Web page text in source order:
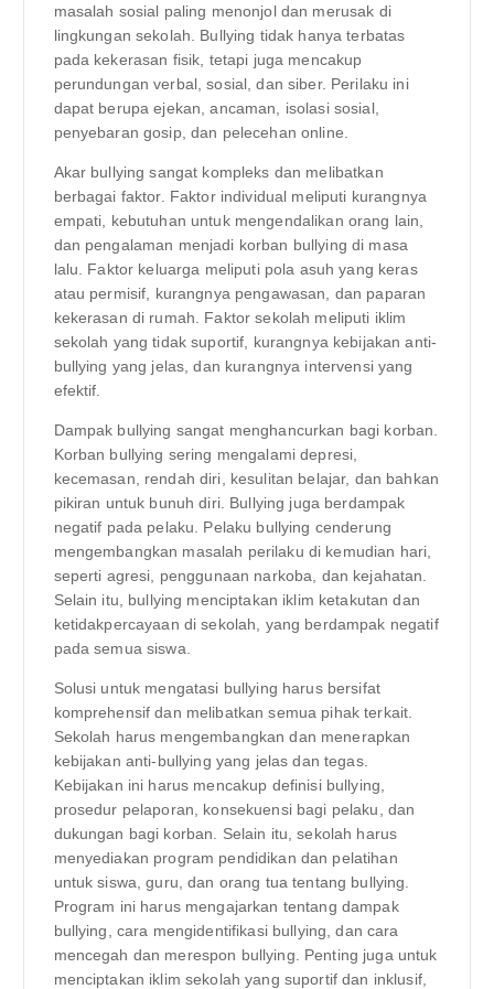
masalah sosial paling menonjol dan merusak di
lingkungan sekolah. Bullying tidak hanya terbatas
pada kekerasan fisik, tetapi juga mencakup
perundungan verbal, sosial, dan siber. Perilaku ini
dapat berupa ejekan, ancaman, isolasi sosial,
penyebaran gosip, dan pelecehan online.
Akar bullying sangat kompleks dan melibatkan
berbagai faktor. Faktor individual meliputi kurangnya
empati, kebutuhan untuk mengendalikan orang lain,
dan pengalaman menjadi korban bullying di masa
lalu. Faktor keluarga meliputi pola asuh yang keras
atau permisif, kurangnya pengawasan, dan paparan
kekerasan di rumah. Faktor sekolah meliputi iklim
sekolah yang tidak suportif, kurangnya kebijakan anti-
bullying yang jelas, dan kurangnya intervensi yang
efektif.
Dampak bullying sangat menghancurkan bagi korban.
Korban bullying sering mengalami depresi,
kecemasan, rendah diri, kesulitan belajar, dan bahkan
pikiran untuk bunuh diri. Bullying juga berdampak
negatif pada pelaku. Pelaku bullying cenderung
mengembangkan masalah perilaku di kemudian hari,
seperti agresi, penggunaan narkoba, dan kejahatan.
Selain itu, bullying menciptakan iklim ketakutan dan
ketidakpercayaan di sekolah, yang berdampak negatif
pada semua siswa.
Solusi untuk mengatasi bullying harus bersifat
komprehensif dan melibatkan semua pihak terkait.
Sekolah harus mengembangkan dan menerapkan
kebijakan anti-bullying yang jelas dan tegas.
Kebijakan ini harus mencakup definisi bullying,
prosedur pelaporan, konsekuensi bagi pelaku, dan
dukungan bagi korban. Selain itu, sekolah harus
menyediakan program pendidikan dan pelatihan
untuk siswa, guru, dan orang tua tentang bullying.
Program ini harus mengajarkan tentang dampak
bullying, cara mengidentifikasi bullying, dan cara
mencegah dan merespon bullying. Penting juga untuk
menciptakan iklim sekolah yang suportif dan inklusif,